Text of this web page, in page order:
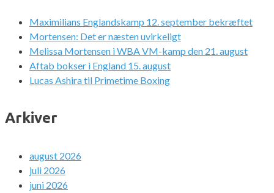
Maximilians Englandskamp 12. september bekræftet
Mortensen: Det er næsten uvirkeligt
Melissa Mortensen i WBA VM-kamp den 21. august
Aftab bokser i England 15. august
Lucas Ashira til Primetime Boxing
Arkiver
august 2026
juli 2026
juni 2026